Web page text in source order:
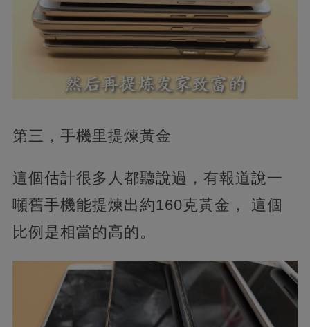
第三，手機里提煉黃金
這個估計很多人都聽說過，有報道說一
噸舊手機能提煉出約160克黃金， 這個
比例是相當的高的。